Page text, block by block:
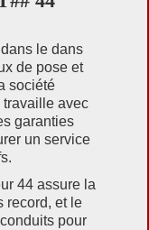
le dans
de pose et
société
travaille avec
garanties
un service
44 assure la
record, et le
pour